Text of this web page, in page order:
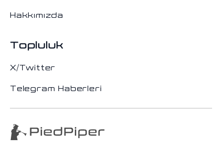
Hakkımızda
Topluluk
X/Twitter
Telegram Haberleri